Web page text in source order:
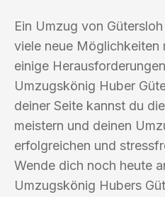
Ein Umzug von
viele neue Möglichkeiten
einige
Umzugskönig Huber
deiner Seite kannst du
meistern und deinen
erfolgreichen und
Wende dich noch heute
Umzugskönig Hubers